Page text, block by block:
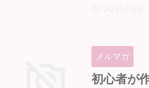
メルマガ
初心者が